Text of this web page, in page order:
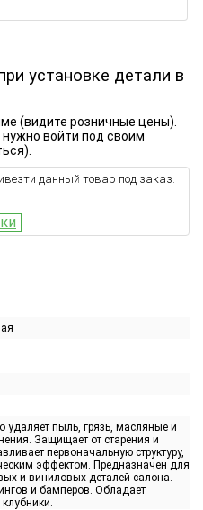
установке детали в
удаляет пыль, грязь, масляные и
Защищает от старения и
первоначальную структуру,
эффектом. Предназначен для
и виниловых деталей салона.
и бамперов. Обладает
(видите розничные цены).
войти под своим
данный товар под заказ.